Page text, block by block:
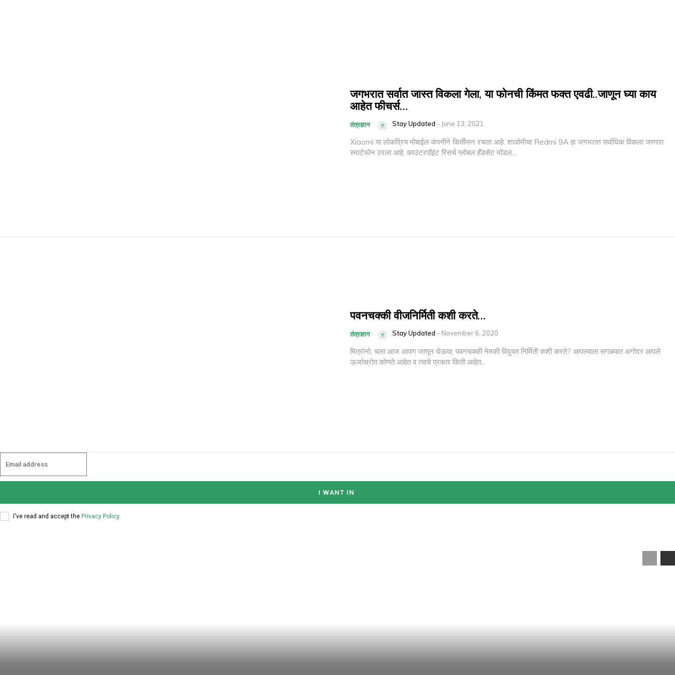
जगभरात सर्वात जास्त विकला गेला, या फोनची किंमत फक्त एवढी..जाणून घ्या काय
आहेत फीचर्स…
तंत्रज्ञान Stay Updated - June 13, 2021
Xiaomi या लोकप्रिय मोबाईल कंपनीने किर्तीमान रचला आहे. शाओमीचा Redmi 9A हा जगभरात सर्वाधिक विकला जाणारा
स्मार्टफोन ठरला आहे. काउंटरपॉइंट रिसर्च ग्लोबल हॅंडसेट मॉडल...
पवनचक्की वीजनिर्मिती कशी करते…
तंत्रज्ञान Stay Updated - November 6, 2020
मित्रांनो, चला आज आपण जाणून घेऊया, पवनचक्की नेमकी विदुयत निर्मिती कशी करते? आपल्याला सगळ्यात अगोदर आपले
ऊर्जास्रोत कोणते आहेत व त्याचे प्रकार किती आहेत...
I WANT IN
I've read and accept the Privacy Policy.